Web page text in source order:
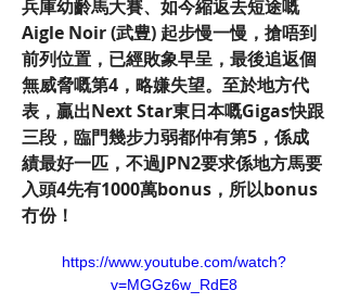
兵庫幼齡馬大賽、如今縮返去短途嘅
Aigle Noir (武豊) 起步慢一慢，搶唔到
前列位置，已經敗象早呈，最後追返個
無威脅嘅第4，略嫌失望。至於地方代
表，贏出Next Star東日本嘅Gigas快跟
三段，臨門幾步力弱都仲有第5，係成
績最好一匹，不過JPN2要求係地方馬要
入頭4先有1000萬bonus，所以bonus
冇份！
https://www.youtube.com/watch?
v=MGGz6w_RdE8